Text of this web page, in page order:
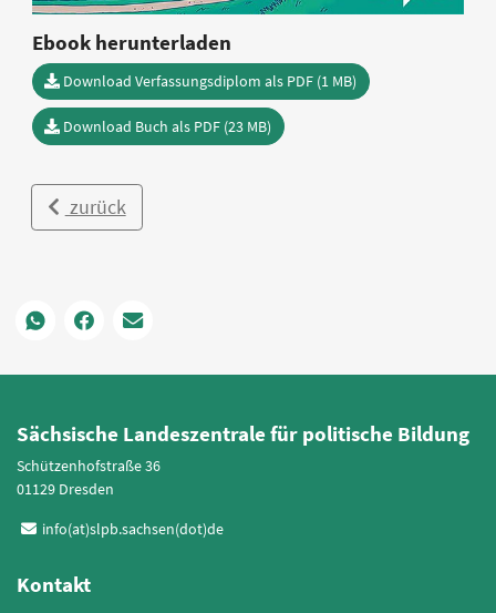
Ebook herunterladen
Download Verfassungsdiplom als PDF (1 MB)
Download Buch als PDF (23 MB)
zurück
Sächsische Landeszentrale für politische Bildung
Schützenhofstraße 36
01129 Dresden
info(at)slpb.sachsen(dot)de
Kontakt